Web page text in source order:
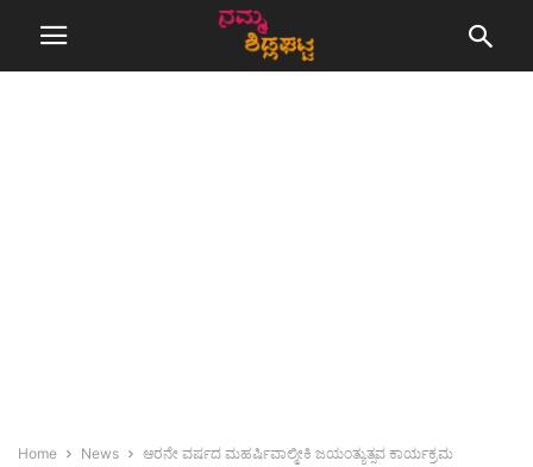
Home News ಆರನೇ ವರ್ಷದ ಮಹರ್ಷಿವಾಲ್ಮೀಕಿ ಜಯಂತ್ಯುತ್ಸವ ಕಾರ್ಯಕ್ರಮ